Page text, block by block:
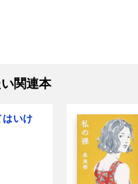
関連本
はいけ